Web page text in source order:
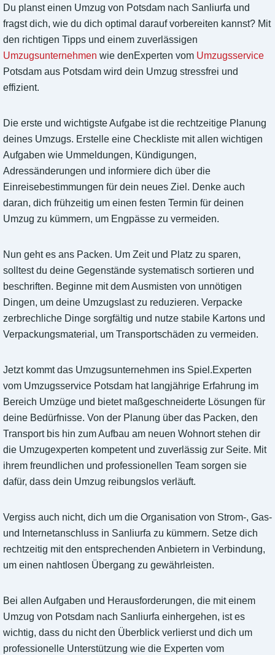
Du planst einen Umzug von Potsdam nach Sanliurfa und
fragst dich, wie du dich optimal darauf vorbereiten kannst? Mit
den richtigen Tipps und einem zuverlässigen
Umzugsunternehmen wie denExperten vom Umzugsservice
Potsdam aus Potsdam wird dein Umzug stressfrei und
effizient.
Die erste und wichtigste Aufgabe ist die rechtzeitige Planung
deines Umzugs. Erstelle eine Checkliste mit allen wichtigen
Aufgaben wie Ummeldungen, Kündigungen,
Adressänderungen und informiere dich über die
Einreisebestimmungen für dein neues Ziel. Denke auch
daran, dich frühzeitig um einen festen Termin für deinen
Umzug zu kümmern, um Engpässe zu vermeiden.
Nun geht es ans Packen. Um Zeit und Platz zu sparen,
solltest du deine Gegenstände systematisch sortieren und
beschriften. Beginne mit dem Ausmisten von unnötigen
Dingen, um deine Umzugslast zu reduzieren. Verpacke
zerbrechliche Dinge sorgfältig und nutze stabile Kartons und
Verpackungsmaterial, um Transportschäden zu vermeiden.
Jetzt kommt das Umzugsunternehmen ins Spiel.Experten
vom Umzugsservice Potsdam hat langjährige Erfahrung im
Bereich Umzüge und bietet maßgeschneiderte Lösungen für
deine Bedürfnisse. Von der Planung über das Packen, den
Transport bis hin zum Aufbau am neuen Wohnort stehen dir
die Umzugexperten kompetent und zuverlässig zur Seite. Mit
ihrem freundlichen und professionellen Team sorgen sie
dafür, dass dein Umzug reibungslos verläuft.
Vergiss auch nicht, dich um die Organisation von Strom-, Gas-
und Internetanschluss in Sanliurfa zu kümmern. Setze dich
rechtzeitig mit den entsprechenden Anbietern in Verbindung,
um einen nahtlosen Übergang zu gewährleisten.
Bei allen Aufgaben und Herausforderungen, die mit einem
Umzug von Potsdam nach Sanliurfa einhergehen, ist es
wichtig, dass du nicht den Überblick verlierst und dich um
professionelle Unterstützung wie die Experten vom